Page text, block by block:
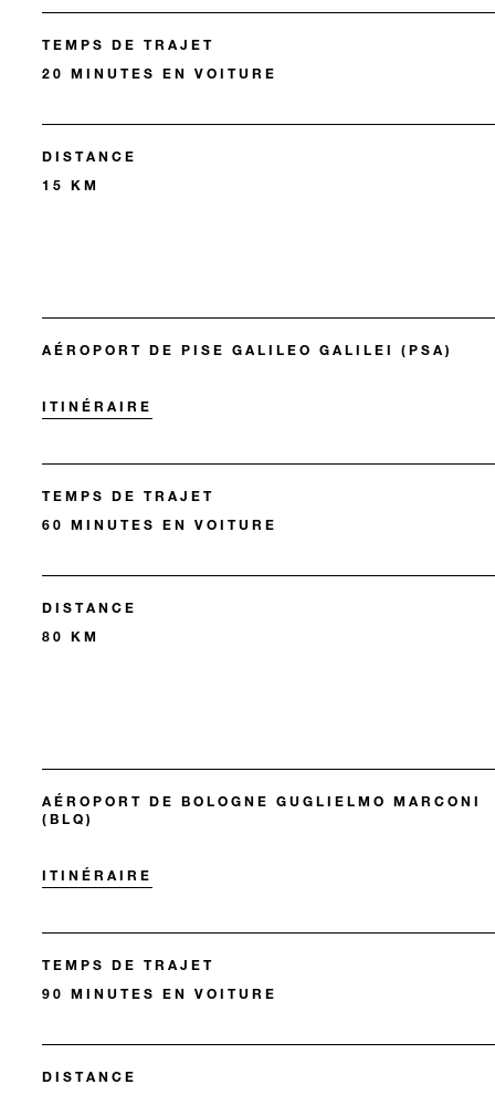
TEMPS DE TRAJET
20 MINUTES EN VOITURE
DISTANCE
15 KM
AÉROPORT DE PISE GALILEO GALILEI (PSA)
ITINÉRAIRE
TEMPS DE TRAJET
60 MINUTES EN VOITURE
DISTANCE
80 KM
AÉROPORT DE BOLOGNE GUGLIELMO MARCONI
(BLQ)
ITINÉRAIRE
TEMPS DE TRAJET
90 MINUTES EN VOITURE
DISTANCE